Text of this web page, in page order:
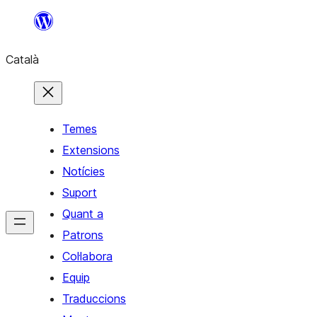
contingut
Català
Temes
Extensions
Notícies
Suport
Quant a
Patrons
Col·labora
Equip
Traduccions